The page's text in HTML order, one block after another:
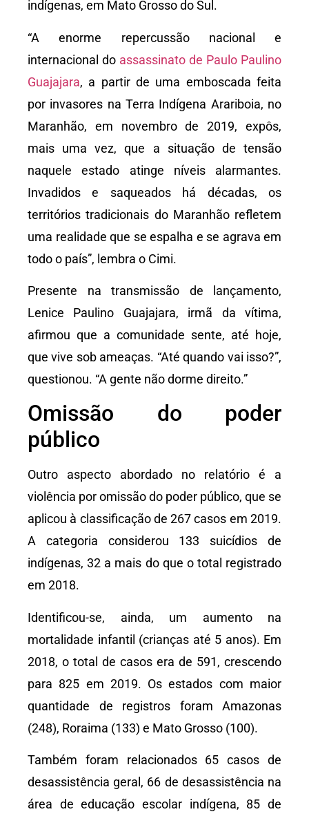
indígenas, em Mato Grosso do Sul.
“A enorme repercussão nacional e
internacional do assassinato de Paulo Paulino
Guajajara, a partir de uma emboscada feita
por invasores na Terra Indígena Arariboia, no
Maranhão, em novembro de 2019, expôs,
mais uma vez, que a situação de tensão
naquele estado atinge níveis alarmantes.
Invadidos e saqueados há décadas, os
territórios tradicionais do Maranhão refletem
uma realidade que se espalha e se agrava em
todo o país”, lembra o Cimi.
Presente na transmissão de lançamento,
Lenice Paulino Guajajara, irmã da vítima,
afirmou que a comunidade sente, até hoje,
que vive sob ameaças. “Até quando vai isso?”,
questionou. “A gente não dorme direito.”
Omissão do poder
público
Outro aspecto abordado no relatório é a
violência por omissão do poder público, que se
aplicou à classificação de 267 casos em 2019.
A categoria considerou 133 suicídios de
indígenas, 32 a mais do que o total registrado
em 2018.
Identificou-se, ainda, um aumento na
mortalidade infantil (crianças até 5 anos). Em
2018, o total de casos era de 591, crescendo
para 825 em 2019. Os estados com maior
quantidade de registros foram Amazonas
(248), Roraima (133) e Mato Grosso (100).
Também foram relacionados 65 casos de
desassistência geral, 66 de desassistência na
área de educação escolar indígena, 85 de